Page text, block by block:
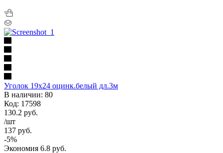
Уголок 19х24 оцинк.белый дл.3м
В наличии: 80
Код: 17598
130.2 руб.
/шт
137 руб.
-5%
Экономия 6.8 руб.